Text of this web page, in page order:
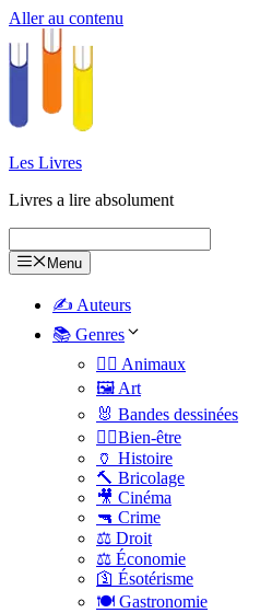
Aller au contenu
Les Livres
Livres a lire absolument
Menu
✍️ Auteurs
📚 Genres
🐕‍🦺 Animaux
🖼️ Art
🐰 Bandes dessinées
🧑‍⚕️Bien-être
🏺 Histoire
🔨 Bricolage
🎥 Cinéma
🔫 Crime
⚖️ Droit
⚖️ Économie
🛐 Ésotérisme
🍽️ Gastronomie